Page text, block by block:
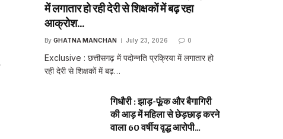
में लगातार हो रही देरी से शिक्षकों में बढ़ रहा
आक्रोश…
By GHATNA MANCHAN July 23, 2026 0
Exclusive : छत्तीसगढ़ में पदोन्नति प्रक्रिया में लगातार हो
रही देरी से शिक्षकों में बढ़…
गिधौरी : झाड़-फूंक और बैगागिरी
की आड़ में महिला से छेड़छाड़ करने
वाला 60 वर्षीय वृद्ध आरोपी